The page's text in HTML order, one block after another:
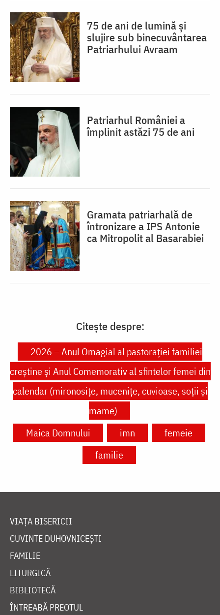
75 de ani de lumină și
slujire sub binecuvântarea
Patriarhului Avraam
Patriarhul României a
împlinit astăzi 75 de ani
Gramata patriarhală de
întronizare a IPS Antonie
ca Mitropolit al Basarabiei
Citește despre:
2026 – Anul Omagial al pastorației familiei
creștine și Anul Comemorativ al sfintelor femei din
calendar (mironosițe, mucenițe, cuvioase, soții și
mame)
Maica Domnului
imn
femeie
familie
VIAȚA BISERICII
CUVINTE DUHOVNICEȘTI
FAMILIE
LITURGICĂ
BIBLIOTECĂ
ÎNTREABĂ PREOTUL